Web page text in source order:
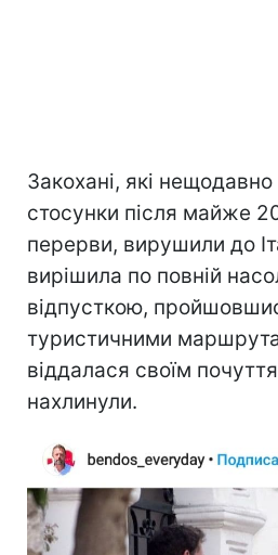
Закохані, які
стосунки після майже
перерви, вирушили до
вирішила по повній
відпусткою,
туристичними
віддалася своїм
нахлинули.